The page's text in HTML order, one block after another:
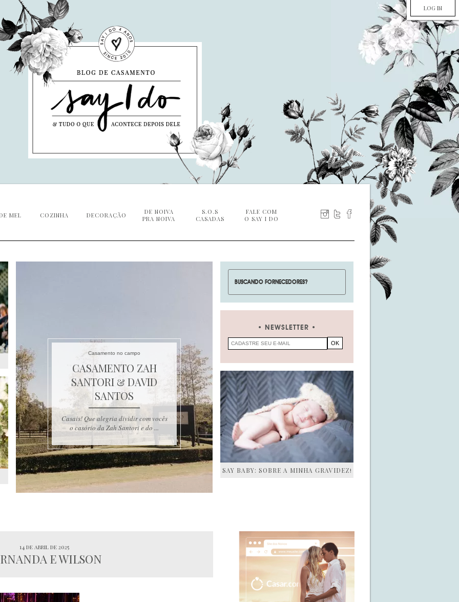
LOG IN
MEL COZINHA DECORAÇÃO
DE NOIVA
PRA NOIVA
S.O.S
CASADAS
FALE COM
O SAY I DO
Casamento no campo
CASAMENTO ZAH
SANTORI & DAVID
SANTOS
Casais! Que alegria dividir com vocês
o casório da Zah Santori e do ...
NEWSLETTER
SAY BABY: SOBRE A MINHA GRAVIDEZ!
14 de abril de 2025
E WILSON
SIDEBAR